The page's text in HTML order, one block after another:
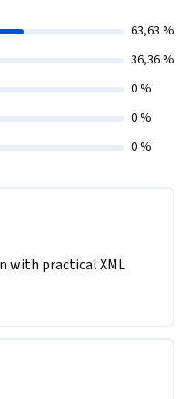
63,63 %
36,36 %
0 %
0 %
0 %
with practical XML